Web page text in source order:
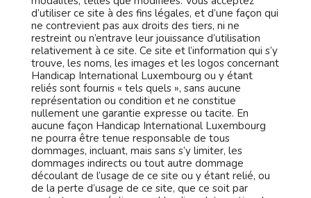
d’utiliser ce site à des fins légales, et d’une façon qui
ne contrevient pas aux droits des tiers, ni ne
restreint ou n’entrave leur jouissance d’utilisation
relativement à ce site. Ce site et l’information qui s’y
trouve, les noms, les images et les logos concernant
Handicap International Luxembourg ou y étant
reliés sont fournis « tels quels », sans aucune
représentation ou condition et ne constitue
nullement une garantie expresse ou tacite. En
aucune façon Handicap International Luxembourg
ne pourra être tenue responsable de tous
dommages, incluant, mais sans s’y limiter, les
dommages indirects ou tout autre dommage
découlant de l’usage de ce site ou y étant relié, ou
de la perte d’usage de ce site, que ce soit par